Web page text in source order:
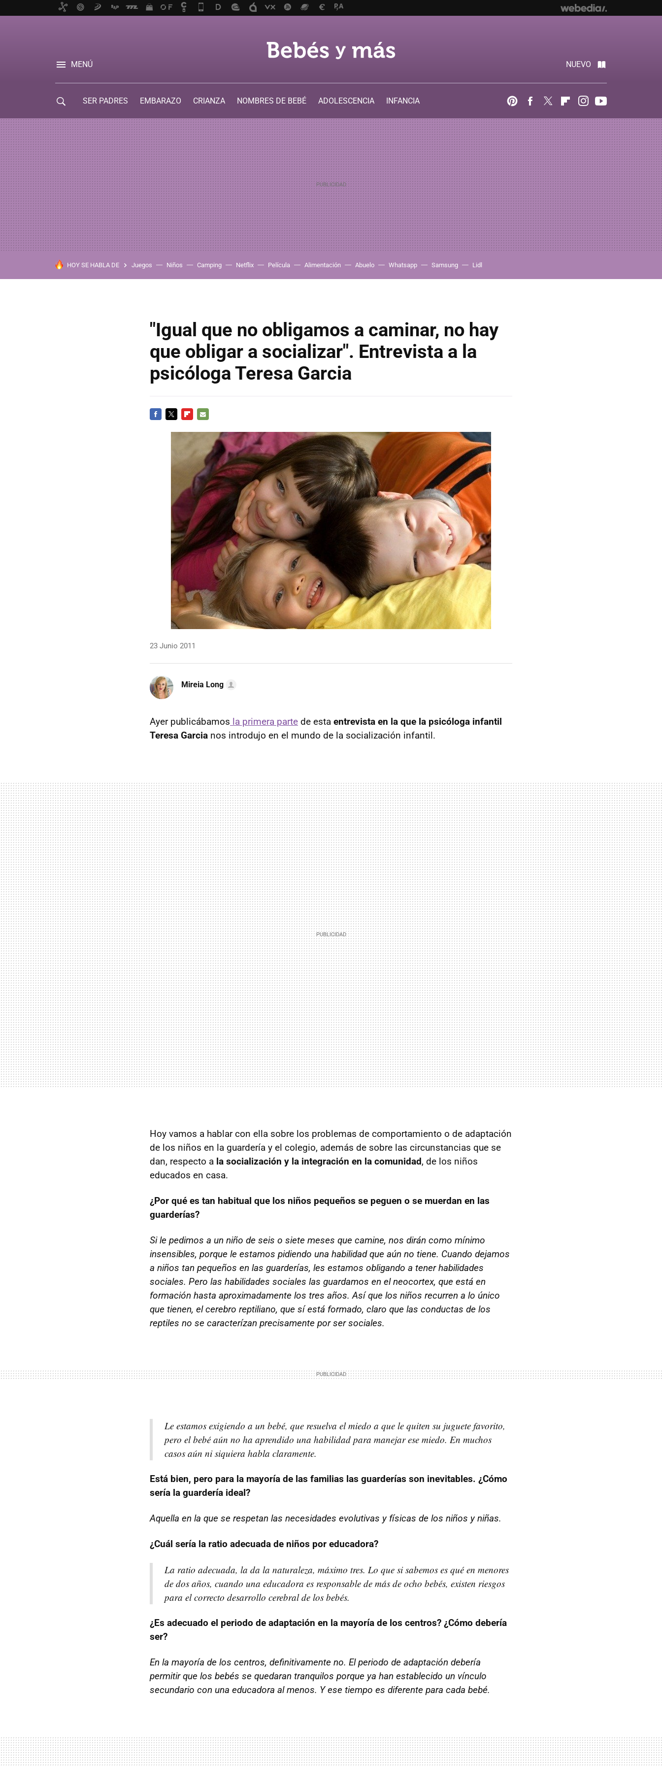
MENÚ NUEVO
SER PADRES EMBARAZO CRIANZA NOMBRES DE BEBÉ ADOLESCENCIA
INFANCIA
PinterestFacebook
Twitter FlipboardInstagram
HOY SE HABLA DE Juegos Niños Camping Netflix Película Alimentación Abuelo Whatsapp Samsung Lidl
"Igual que no obligamos a caminar, no hay
que obligar a socializar". Entrevista a la
psicóloga Teresa Garcia
23 Junio 2011
Mireia Long
Ayer publicábamos la primera parte de esta entrevista en la que la psicóloga infantil
Teresa Garcia nos introdujo en el mundo de la socialización infantil.
Hoy vamos a hablar con ella sobre los problemas de comportamiento o de adaptación
de los niños en la guardería y el colegio, además de sobre las circunstancias que se
dan, respecto a la socialización y la integración en la comunidad, de los niños
educados en casa.
¿Por qué es tan habitual que los niños pequeños se peguen o se muerdan en las
guarderías?
Si le pedimos a un niño de seis o siete meses que camine, nos dirán como mínimo
insensibles, porque le estamos pidiendo una habilidad que aún no tiene. Cuando dejamos
a niños tan pequeños en las guarderías, les estamos obligando a tener habilidades
sociales. Pero las habilidades sociales las guardamos en el neocortex, que está en
formación hasta aproximadamente los tres años. Así que los niños recurren a lo único
que tienen, el cerebro reptiliano, que sí está formado, claro que las conductas de los
reptiles no se caracterízan precisamente por ser sociales.
Le estamos exigiendo a un bebé, que resuelva el miedo a que le quiten su juguete favorito,
pero el bebé aún no ha aprendido una habilidad para manejar ese miedo. En muchos
casos aún ni siquiera habla claramente.
Está bien, pero para la mayoría de las familias las guarderías son inevitables. ¿Cómo
sería la guardería ideal?
Aquella en la que se respetan las necesidades evolutivas y físicas de los niños y niñas.
¿Cuál sería la ratio adecuada de niños por educadora?
La ratio adecuada, la da la naturaleza, máximo tres. Lo que si sabemos es qué en menores
de dos años, cuando una educadora es responsable de más de ocho bebés, existen riesgos
para el correcto desarrollo cerebral de los bebés.
¿Es adecuado el periodo de adaptación en la mayoría de los centros? ¿Cómo debería
ser?
En la mayoría de los centros, definitivamente no. El periodo de adaptación debería
permitir que los bebés se quedaran tranquilos porque ya han establecido un vínculo
secundario con una educadora al menos. Y ese tiempo es diferente para cada bebé.